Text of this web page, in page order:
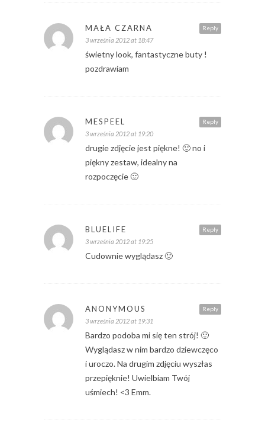
Reply
MAŁA CZARNA
3 września 2012 at 18:47
świetny look, fantastyczne buty !
pozdrawiam
Reply
MESPEEL
3 września 2012 at 19:20
drugie zdjęcie jest piękne! 🙂 no i
piękny zestaw, idealny na
rozpoczęcie 🙂
Reply
BLUELIFE
3 września 2012 at 19:25
Cudownie wyglądasz 🙂
Reply
ANONYMOUS
3 września 2012 at 19:31
Bardzo podoba mi się ten strój! 🙂
Wyglądasz w nim bardzo dziewczęco
i uroczo. Na drugim zdjęciu wyszłas
przepięknie! Uwielbiam Twój
uśmiech! <3 Emm.